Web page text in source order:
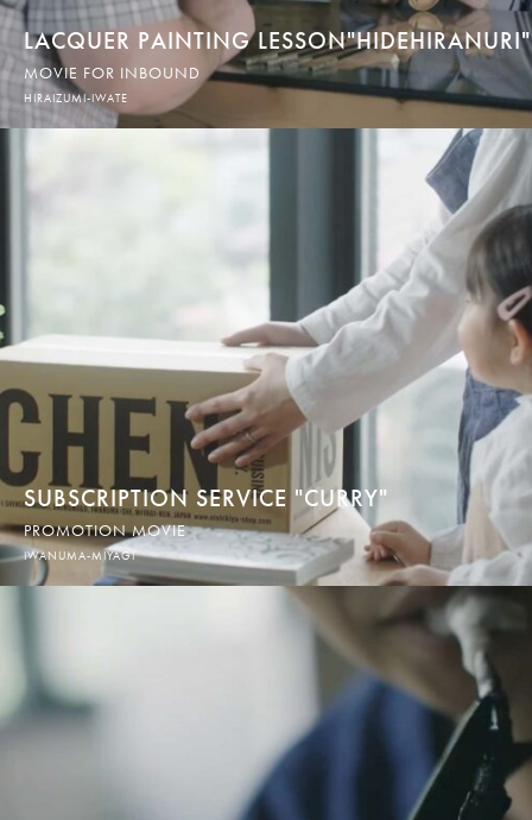
LACQUER PAINTING LESSON"HIDEHIRANURI"
MOVIE FOR INBOUND
HIRAIZUMI-IWATE
SUBSCRIPTION SERVICE "CURRY"
PROMOTION MOVIE
IWANUMA-MIYAGI